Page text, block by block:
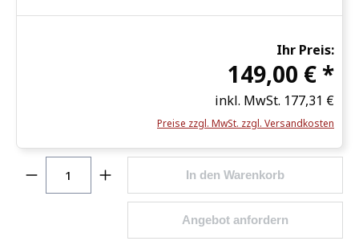
Ihr Preis:
149,00 € *
inkl. MwSt. 177,31 €
Preise zzgl. MwSt. zzgl. Versandkosten
Produkt Anzahl: Gib den gewünschten Wert
In den Warenkorb
Angebot anfordern